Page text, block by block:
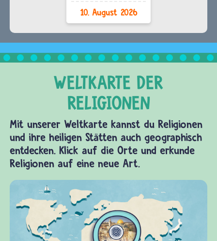
10. August 2026
Mit unserer Weltkarte kannst du Religionen
und ihre heiligen Stätten auch geographisch
entdecken. Klick auf die Orte und erkunde
Religionen auf eine neue Art.